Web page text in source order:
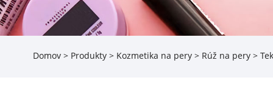
Domov > Produkty> Kozmetika na pery> Rúž na pery>